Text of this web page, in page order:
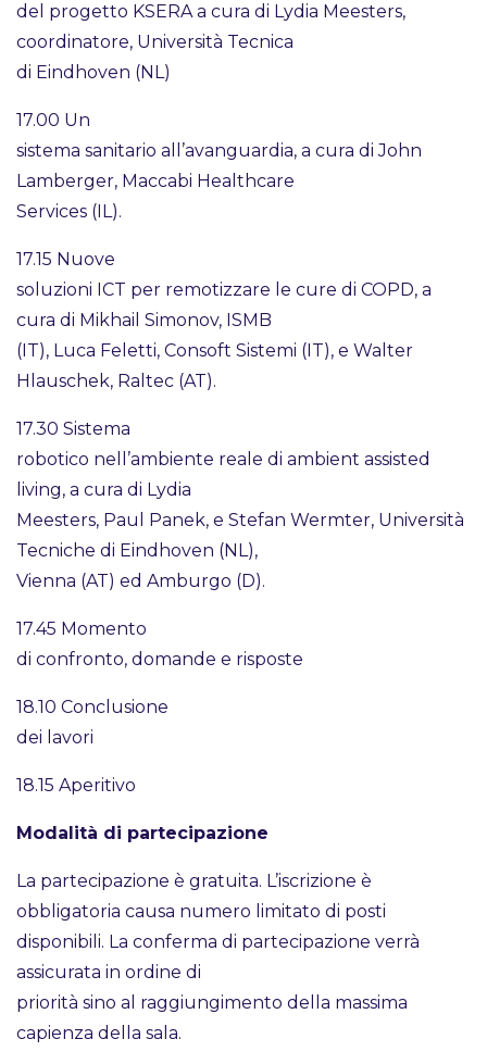
del progetto KSERA a cura di Lydia Meesters,
coordinatore, Università Tecnica
di Eindhoven (NL)
17.00 Un
sistema sanitario all’avanguardia, a cura di John
Lamberger, Maccabi Healthcare
Services (IL).
17.15 Nuove
soluzioni ICT per remotizzare le cure di COPD, a
cura di Mikhail Simonov, ISMB
(IT), Luca Feletti, Consoft Sistemi (IT), e Walter
Hlauschek, Raltec (AT).
17.30 Sistema
robotico nell’ambiente reale di ambient assisted
living, a cura di Lydia
Meesters, Paul Panek, e Stefan Wermter, Università
Tecniche di Eindhoven (NL),
Vienna (AT) ed Amburgo (D).
17.45 Momento
di confronto, domande e risposte
18.10 Conclusione
dei lavori
18.15 Aperitivo
Modalità di partecipazione
La partecipazione è gratuita. L’iscrizione è
obbligatoria causa numero limitato di posti
disponibili. La conferma di partecipazione verrà
assicurata in ordine di
priorità sino al raggiungimento della massima
capienza della sala.